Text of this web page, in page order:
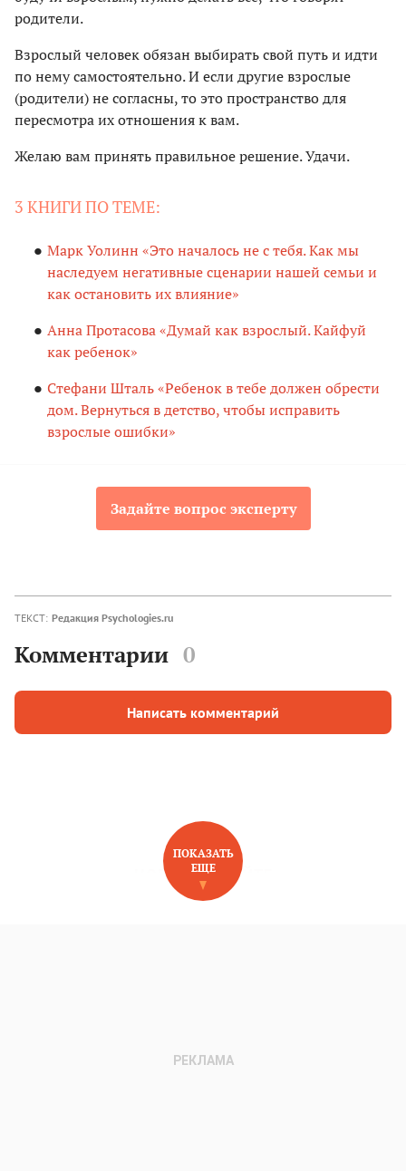
родители.
Взрослый человек обязан выбирать свой путь и идти
по нему самостоятельно. И если другие взрослые
(родители) не согласны, то это пространство для
пересмотра их отношения к вам.
Желаю вам принять правильное решение. Удачи.
3 КНИГИ ПО ТЕМЕ:
Марк Уолинн «Это началось не с тебя. Как мы
наследуем негативные сценарии нашей семьи и
как остановить их влияние»
Анна Протасова «Думай как взрослый. Кайфуй
как ребенок»
Стефани Шталь «Ребенок в тебе должен обрести
дом. Вернуться в детство, чтобы исправить
взрослые ошибки»
Задайте вопрос эксперту
ТЕКСТ: Редакция Psychologies.ru
Комментарии 0
Написать комментарий
НОВОЕ НА САЙТЕ
ПОКАЗАТЬ
ЕЩЕ